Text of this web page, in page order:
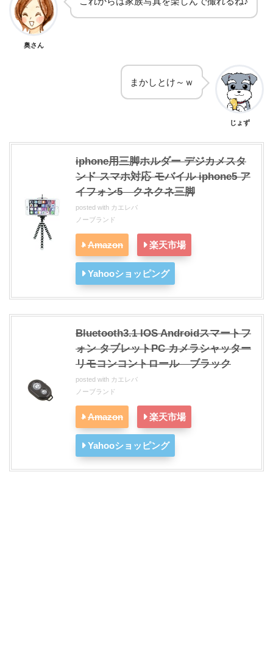
奥さん
まかしとけ～ｗ
じょず
iphone用三脚ホルダー デジカメスタ
ンド スマホ対応 モバイル iphone5 ア
イフォン5 クネクネ三脚
posted with カエレバ
ノーブランド
Amazon 楽天市場
Yahooショッピング
Bluetooth3.1 IOS Androidスマートフ
ォン タブレットPC カメラシャッター
リモコンコントロール ブラック
posted with カエレバ
ノーブランド
Amazon 楽天市場
Yahooショッピング